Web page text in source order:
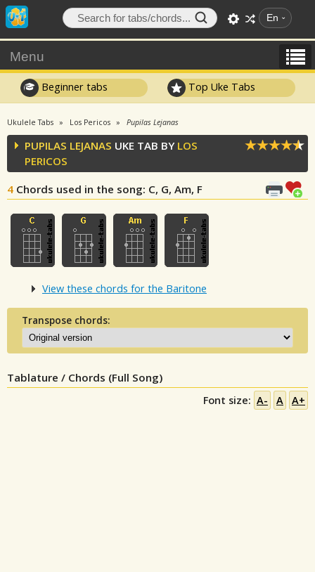
En
Menu
Beginner tabs Top Uke Tabs
Ukulele Tabs Los Pericos Pupilas Lejanas
PUPILAS LEJANAS UKE TAB BY LOS
PERICOS
4 Chords used in the song: C, G, Am, F
View these chords for the Baritone
Transpose chords:
Tablature / Chords (Full Song)
Font size: A- A A+